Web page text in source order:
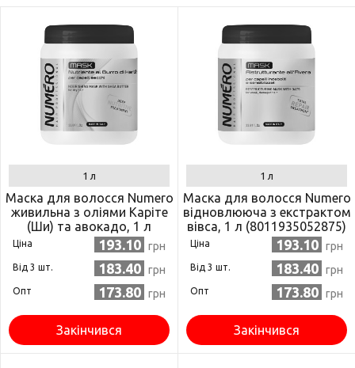
1 л
Маска для волосся Numero
живильна з оліями Каріте
(Ши) та авокадо, 1 л
(8011935069712)
Ціна 193.10 грн
Від 3 шт. 183.40 грн
Опт 173.80 грн
Закінчився
1 л
Маска для волосся Numero
відновлююча з екстрактом
вівса, 1 л (8011935052875)
Ціна 193.10 грн
Від 3 шт. 183.40 грн
Опт 173.80 грн
Закінчився